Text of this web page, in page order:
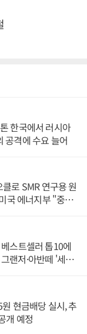
한국에서 러시아
공격에 수요 늘어
로 SMR 연구용 원
국 에너지부 "중요
스트셀러 톱10에
랜저·아반떼 '세단
현금배당 실시, 추
개 예정